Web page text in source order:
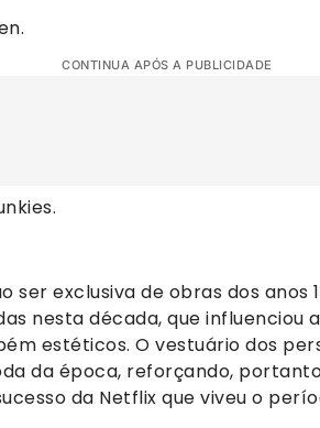
CONTINUA APÓS A PUBLICIDADE
ser exclusiva de obras dos anos
nesta década, que influenciou
estéticos. O vestuário dos
da época, reforçando,
da Netflix que viveu o